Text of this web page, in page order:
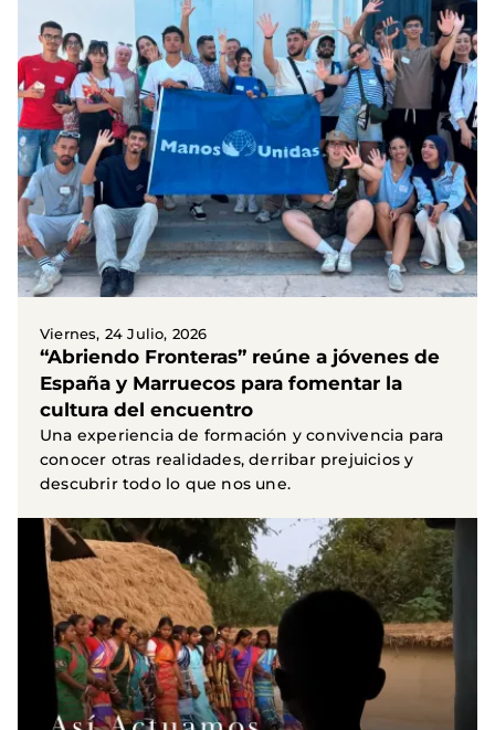
Viernes, 24 Julio, 2026
“Abriendo Fronteras” reúne a jóvenes de
España y Marruecos para fomentar la
cultura del encuentro
Una experiencia de formación y convivencia para
conocer otras realidades, derribar prejuicios y
descubrir todo lo que nos une.